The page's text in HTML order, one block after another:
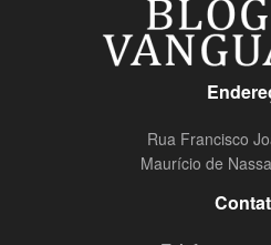
Rua Francisco
Maurício de